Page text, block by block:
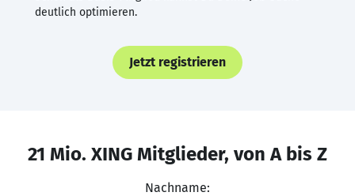
deutlich optimieren.
Jetzt registrieren
21 Mio. XING Mitglieder, von A bis Z
Nachname: